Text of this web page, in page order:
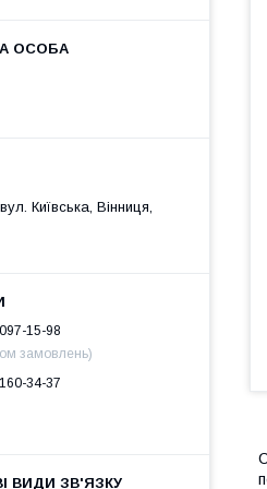
Київська, Вінниця,
15-98
замовлень)
34-37